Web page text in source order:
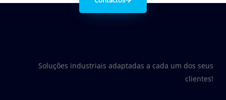
Soluções industriais adaptadas a cada um dos seus
clientes!